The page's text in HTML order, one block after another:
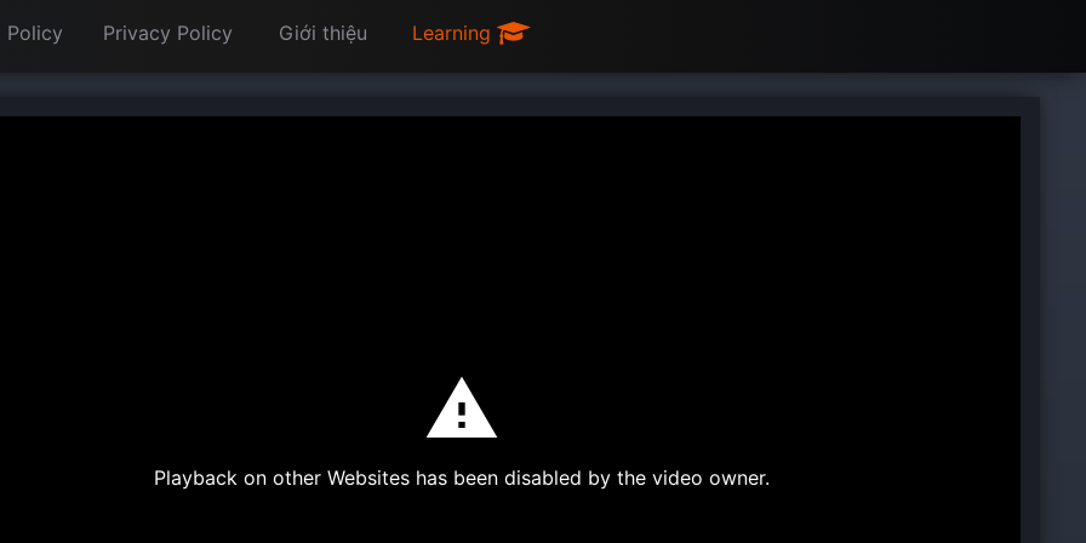
Policy Privacy Policy Giới thiệu Learning
Playback on other Websites has been disabled by the video owner.